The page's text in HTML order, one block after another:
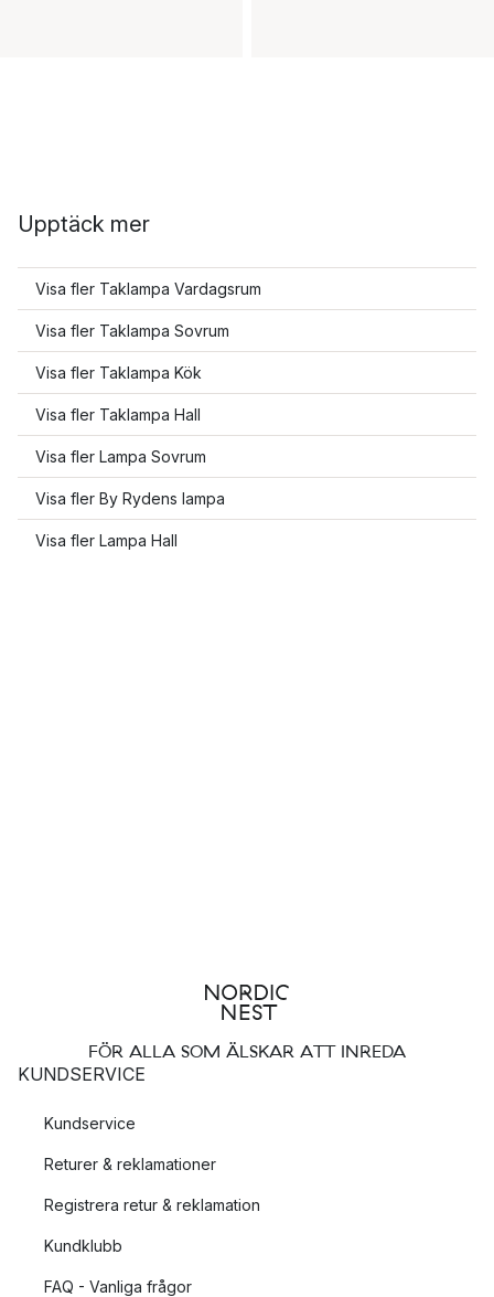
Upptäck mer
Visa fler Taklampa Vardagsrum
Visa fler Taklampa Sovrum
Visa fler Taklampa Kök
Visa fler Taklampa Hall
Visa fler Lampa Sovrum
Visa fler By Rydens lampa
Visa fler Lampa Hall
FÖR ALLA SOM ÄLSKAR ATT INREDA
KUNDSERVICE
Kundservice
Returer & reklamationer
Registrera retur & reklamation
Kundklubb
FAQ - Vanliga frågor